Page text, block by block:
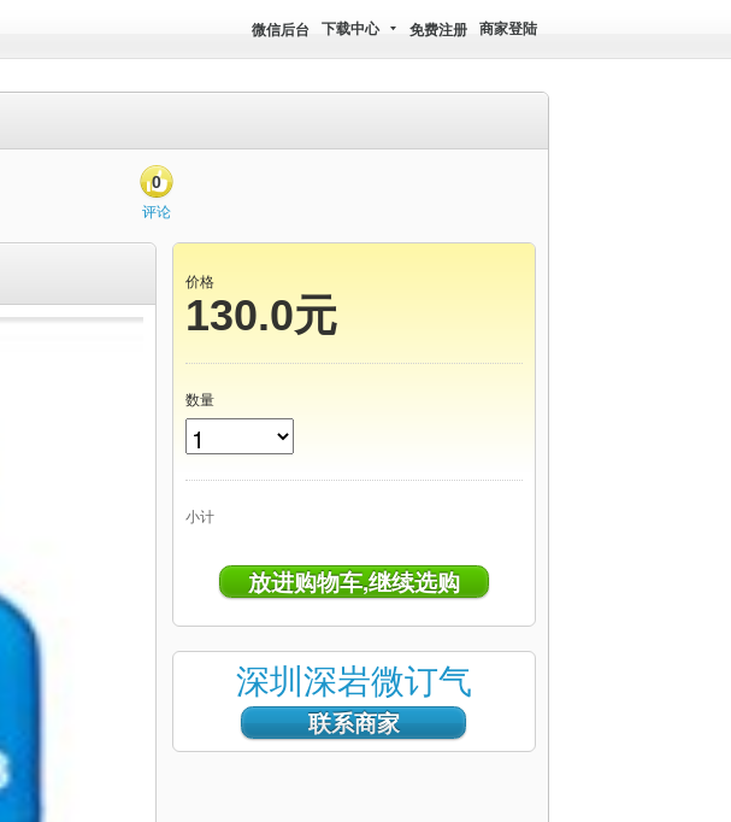
微信后台 下载中心 免费注册 商家登陆
0
评论
价格
130.0元
数量
小计
深圳深岩微订气
联系商家